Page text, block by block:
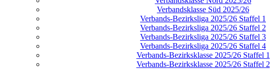
Verbandsklasse Süd 2025/26
Verbands-Bezirksliga 2025/26 Staffel 1
Verbands-Bezirksliga 2025/26 Staffel 2
Verbands-Bezirksliga 2025/26 Staffel 3
Verbands-Bezirksliga 2025/26 Staffel 4
Verbands-Bezirksklasse 2025/26 Staffel 1
Verbands-Bezirksklasse 2025/26 Staffel 2